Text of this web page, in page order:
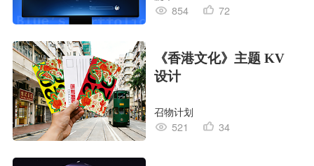
854
72
《香港文化》主题 KV
设计
召物计划
521
34